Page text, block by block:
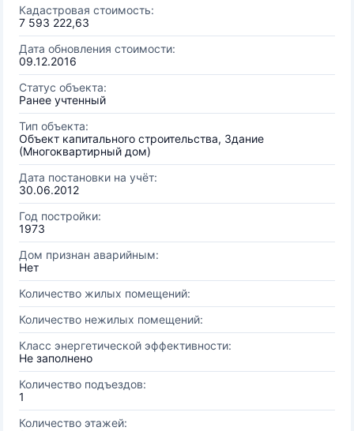
Кадастровая стоимость:
7 593 222,63
Дата обновления стоимости:
09.12.2016
Статус объекта:
Ранее учтенный
Тип объекта:
Объект капитального строительства, Здание
(Многоквартирный дом)
Дата постановки на учёт:
30.06.2012
Год постройки:
1973
Дом признан аварийным:
Нет
Количество жилых помещений:
Количество нежилых помещений:
Класс энергетической эффективности:
Не заполнено
Количество подъездов:
1
Количество этажей: